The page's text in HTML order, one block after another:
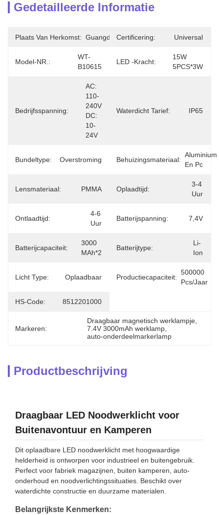
Gedetailleerde Informatie
Plaats Van Herkomst: GuangdongCertificering: Universal
Model-NR.:
WT-
B10615
LED -kracht:
15W
5PCS*3W
Bedrijfsspanning:
AC:
110-
240V
DC:
10-
24V
Waterdicht Tarief: IP65
Bundeltype: Overstroming Behuizingsmateriaal:
Aluminium
En Pc
Lensmateriaal: PMMA Oplaadtijd:
3-4
Uur
Ontlaadtijd:
4-6
Uur
Batterijspanning: 7,4V
Batterijcapaciteit:
3000
MAh*2
Batterijtype:
Li-
Ion
Licht Type: Oplaadbaar Productiecapaciteit:
500000
Pcs/jaar
HS-Code: 8512201000
Markeren:
Draagbaar magnetisch werklampje
7.4V 3000mAh werklamp
auto-onderdeelmarkerlamp
Productbeschrijving
Draagbaar LED Noodwerklicht voor
Buitenavontuur en Kamperen
Dit oplaadbare LED noodwerklicht met hoogwaardige
helderheid is ontworpen voor industrieel en buitengebruik.
Perfect voor fabriek magazijnen, buiten kamperen, auto-
onderhoud en noodverlichtingssituaties. Beschikt over
waterdichte constructie en duurzame materialen.
Belangrijkste Kenmerken: